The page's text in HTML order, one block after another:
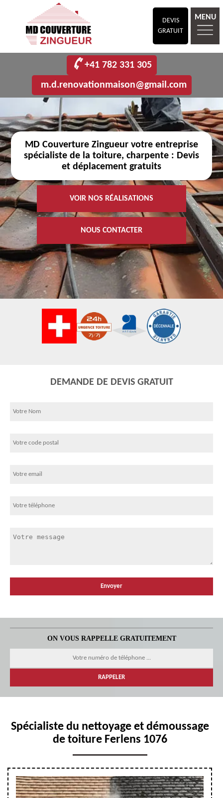
DEVIS
GRATUIT
MENU
+41 782 331 305
m.d.renovationmaison@gmail.com
MD Couverture Zingueur votre entreprise
spécialiste de la toiture, charpente : Devis
et déplacement gratuits
VOIR NOS RÉALISATIONS
NOUS CONTACTER
DEMANDE DE DEVIS GRATUIT
ON VOUS RAPPELLE GRATUITEMENT
Spécialiste du nettoyage et démoussage
de toiture Ferlens 1076